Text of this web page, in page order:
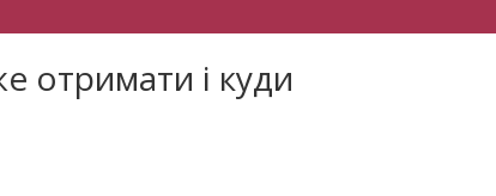
отримати і куди